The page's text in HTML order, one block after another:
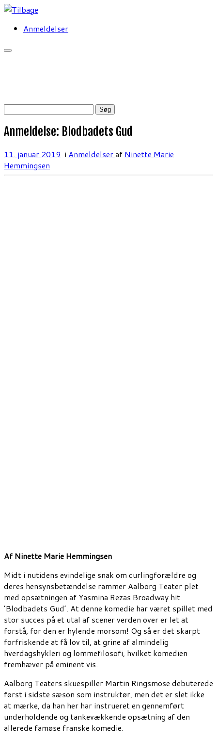
Fortsæt
indholdAnmeldelser
Søg
Anmeldelse: Blodbadets Gud
11. januar 2019 i Anmeldelseraf Ninette Marie
Hemmingsen
Af Ninette Marie Hemmingsen
Midt i nutidens evindelige snak om curlingforældre og
deres hensynsbetændelse rammer Aalborg Teater plet
med opsætningen af Yasmina Rezas Broadway hit
’Blodbadets Gud’. At denne komedie har været spillet med
stor succes på et utal af scener verden over er let at
forstå, for den er hylende morsom! Og så er det skarpt
forfriskende at få lov til, at grine af almindelig
hverdagshykleri og lommefilosofi, hvilket komedien
fremhæver på eminent vis.
Aalborg Teaters skuespiller Martin Ringsmose debuterede
først i sidste sæson som instruktør, men det er slet ikke
at mærke, da han her har instrueret en gennemført
underholdende og tankevækkende opsætning af den
allerede famøse franske komedie.